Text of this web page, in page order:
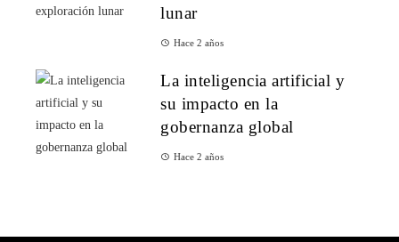
lunar
Hace 2 años
La inteligencia artificial y
su impacto en la
gobernanza global
Hace 2 años